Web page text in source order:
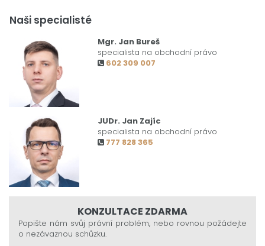
Naši specialisté
Mgr. Jan Bureš
specialista na obchodní právo
 602 309 007
JUDr. Jan Zajíc
specialista na obchodní právo
 777 828 365
KONZULTACE ZDARMA
Popište nám svůj právní problém, nebo rovnou požádejte
o nezávaznou schůzku.